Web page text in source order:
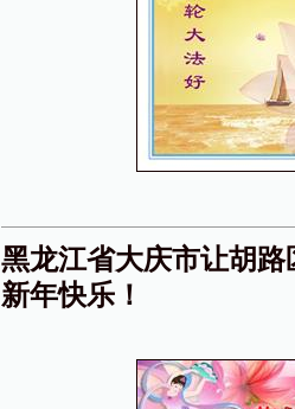
黑龙江省大庆市让胡
新年快乐！